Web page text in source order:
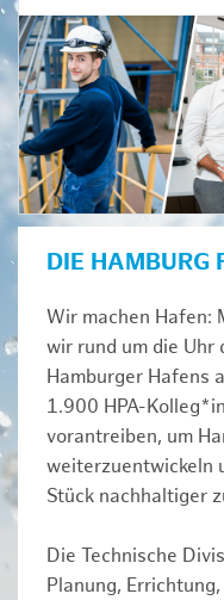
DIE HAMBURG
Wir machen Hafen:
wir rund um die
Hamburger Hafens
1.900 HPA-
vorantreiben, um
weiterzuentwickeln
Stück nachhaltiger
Die Technische
Planung,